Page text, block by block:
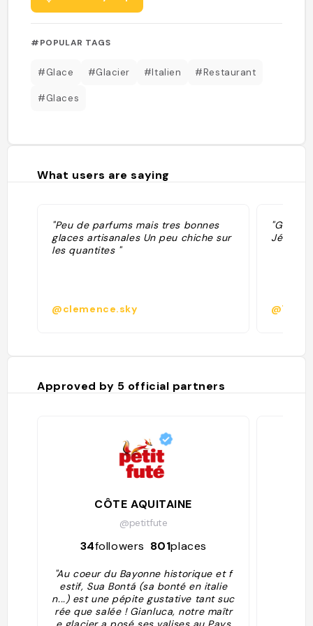
#POPULAR TAGS
#Glace #Glacier #Italien #Restaurant
#Glaces
What users are saying
"Peu de parfums mais tres bonnes
glaces artisanales Un peu chiche sur
les quantites "
@clemence.sky
"Glaces
Jérôme "
Approved by 5 official partners
CÔTE AQUITAINE
@petitfute
34followers 801places
"Au coeur du Bayonne historique et f
estif, Sua Bontá (sa bonté en italie
n...) est une pépite gustative tant suc
rée que salée ! Gianluca, notre maîtr